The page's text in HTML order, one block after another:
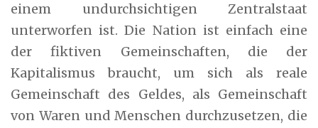
einem undurchsichtigen Zentralstaat
unterworfen ist. Die Nation ist einfach eine
der fiktiven Gemeinschaften, die der
Kapitalismus braucht, um sich als reale
Gemeinschaft des Geldes, als Gemeinschaft
von Waren und Menschen durchzusetzen, die